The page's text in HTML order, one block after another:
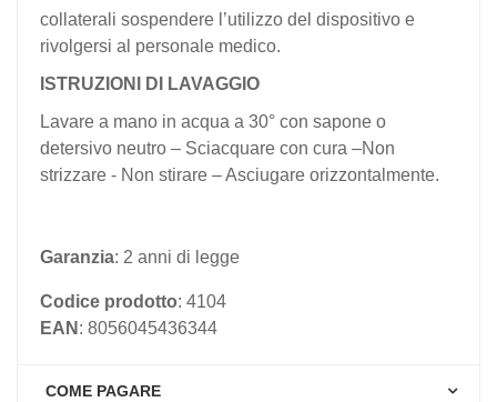
collaterali sospendere l’utilizzo del dispositivo e
rivolgersi al personale medico.
ISTRUZIONI DI LAVAGGIO
Lavare a mano in acqua a 30° con sapone o
detersivo neutro – Sciacquare con cura –Non
strizzare - Non stirare – Asciugare orizzontalmente.
Garanzia: 2 anni di legge
Codice prodotto: 4104
EAN : 8056045436344
COME PAGARE